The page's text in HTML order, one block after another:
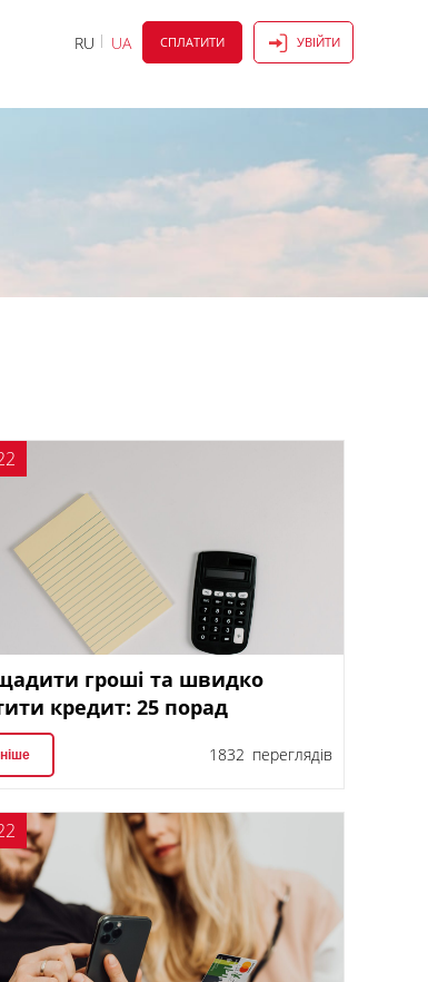
RU UA СПЛАТИТИ УВІЙТИ
гроші та швидко
кредит: 25 порад
1832 переглядів